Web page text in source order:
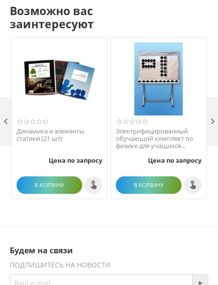
Возможно вас
заинтересуют
Динамика и элементы
статики (21 шт)
Цена по запросу
В КОРЗИНУ
Электрифицированный
обучающий комплект по
физике для учащихся
учреждений "ЕГЭ-пазлы"
Цена по запросу
В КОРЗИНУ
 
Будем на связи
ПОДПИШИТЕСЬ НА НОВОСТИ